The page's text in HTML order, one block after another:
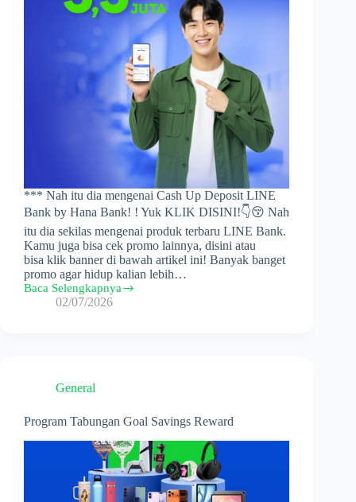
*** Nah itu dia mengenai Cash Up Deposit LINE
Bank by Hana Bank! ! Yuk KLIK DISINI!👇😚 Nah
itu dia sekilas mengenai produk terbaru LINE Bank.
Kamu juga bisa cek promo lainnya, disini atau
bisa klik banner di bawah artikel ini! Banyak banget
promo agar hidup kalian lebih…
Baca Selengkapnya
Skema
Program02/07/2026
General
Program Tabungan Goal Savings Reward